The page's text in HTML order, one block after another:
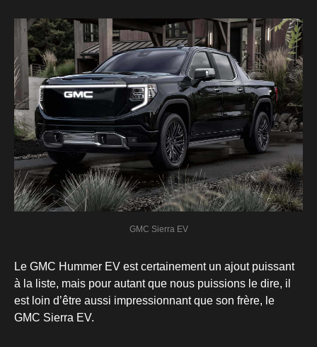
GMC Sierra EV
Le GMC Hummer EV est certainement un ajout puissant
à la liste, mais pour autant que nous puissions le dire, il
est loin d’être aussi impressionnant que son frère, le
GMC Sierra EV.